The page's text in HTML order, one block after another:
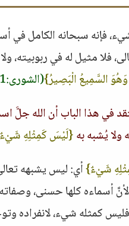
فإنه سبحانه الكامل في
فلا مثيل له في ربوبيته،
السَّمِيعُ الْبَصِيرُ}(الشورى:11)
في هذا الباب أن الله جلَّ
يُشبه به{لَيْسَ كَمِثْلِهِ
شَيْءٌ}أي: ليس يشبهه
لأنَّ أسماءه كلها حسنى،
كمثله شيء، لانفراده